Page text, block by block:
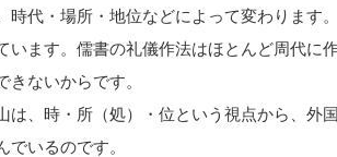
時代・場所・地位などによって変わります
います。儒書の礼儀作法はほとんど周代に
きないからです。
は、時・所（処）・位という視点から、外
でいるのです。